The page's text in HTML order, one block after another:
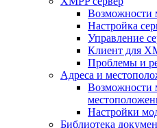
Возможности
Настройка
Управление
Клиент для
Проблемы и
Адреса и
Возможности
Настройки
Библиотека